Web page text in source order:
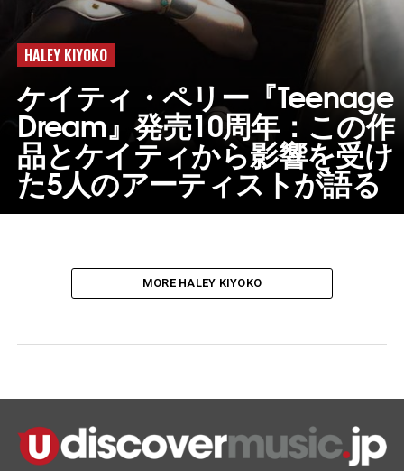
HALEY KIYOKO
ケイティ・ペリー『Teenage
Dream』発売10周年：この作
品とケイティから影響を受け
た5人のアーティストが語る
MORE HALEY KIYOKO